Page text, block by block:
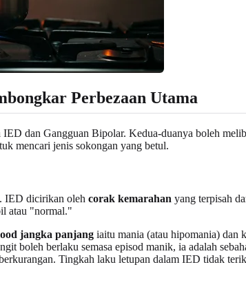
Perbezaan Utama
dan Gangguan Bipolar. Kedua-duanya boleh
mencari jenis sokongan yang betul.
IED dicirikan oleh corak kemarahan yang terpisah
atau "normal."
jangka panjang iaitu mania (atau hipomania) dan
boleh berlaku semasa episod manik, ia adalah
Tingkah laku letupan dalam IED tidak